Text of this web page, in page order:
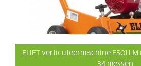
ELIET verticuteermachine E501
34 messen